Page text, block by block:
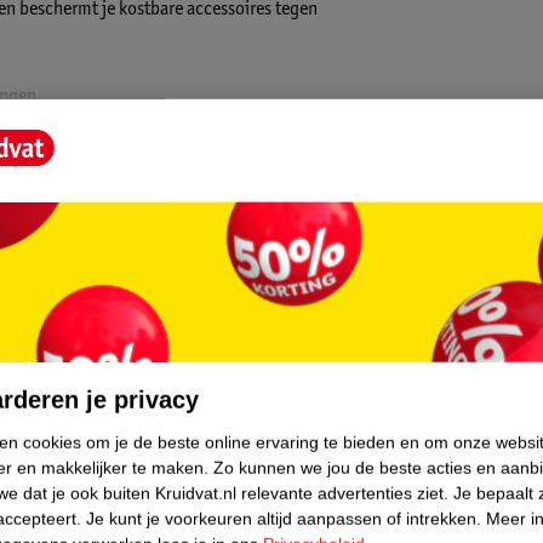
beschermt je kostbare accessoires tegen
je privacy
cookies om je de beste online ervaring te bieden en om onze
en makkelijker te maken. Zo kunnen we jou de beste acties en
dat je ook buiten Kruidvat.nl relevante advertenties ziet. Je bepaalt
Je kunt je voorkeuren altijd aanpassen of intrekken. Meer